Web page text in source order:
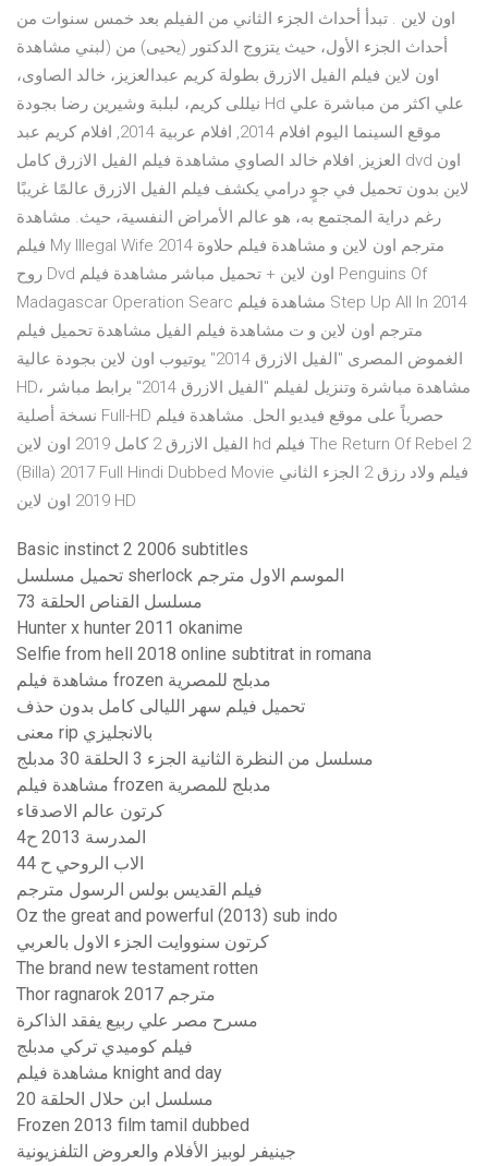
اون لاين . تبدأ أحداث الجزء الثاني من الفيلم بعد خمس سنوات من
أحداث الجزء الأول، حيث يتزوج الدكتور (يحيى) من (لبني مشاهدة
اون لاين فيلم الفيل الازرق بطولة كريم عبدالعزيز، خالد الصاوى،
نيللى كريم، لبلبة وشيرين رضا بجودة Hd علي اكثر من مباشرة علي
موقع السينما اليوم افلام 2014, افلام عربية 2014, افلام كريم عبد
العزيز, افلام خالد الصاوي مشاهدة فيلم الفيل الازرق كامل dvd اون
لاين بدون تحميل في جوٍ درامي يكشف فيلم الفيل الازرق عالمًا غريبًا
رغم دراية المجتمع به، هو عالم الأمراض النفسية، حيث. مشاهدة
فيلم My Illegal Wife 2014 مترجم اون لاين و مشاهدة فيلم حلاوة
روح Dvd اون لاين + تحميل مباشر مشاهدة فيلم Penguins Of
Madagascar Operation Searc مشاهدة فيلم Step Up All In 2014
مترجم اون لاين و ت مشاهدة فيلم الفيل مشاهدة تحميل فيلم
الغموض المصرى "الفيل الازرق 2014" يوتيوب اون لاين بجودة عالية
HD، مشاهدة مباشرة وتنزيل لفيلم "الفيل الازرق 2014" برابط مباشر
نسخة أصلية Full-HD حصرياً على موقع فيديو الحل. مشاهدة فيلم
الفيل الازرق 2 كامل 2019 اون لاين hd فيلم The Return Of Rebel 2
(Billa) 2017 Full Hindi Dubbed Movie فيلم ولاد رزق 2 الجزء الثاني
2019 اون لاين HD
Basic instinct 2 2006 subtitles
تحميل مسلسل sherlock الموسم الاول مترجم
مسلسل القناص الحلقة 73
Hunter x hunter 2011 okanime
Selfie from hell 2018 online subtitrat in romana
مشاهدة فيلم frozen مدبلج للمصرية
تحميل فيلم سهر الليالى كامل بدون حذف
معنى rip بالانجليزي
مسلسل من النظرة الثانية الجزء 3 الحلقة 30 مدبلج
مشاهدة فيلم frozen مدبلج للمصرية
كرتون عالم الاصدقاء
المدرسة 2013 ح4
الاب الروحي ح 44
فيلم القديس بولس الرسول مترجم
Oz the great and powerful (2013) sub indo
كرتون سنووايت الجزء الاول بالعربي
The brand new testament rotten
Thor ragnarok 2017 مترجم
مسرح مصر علي ربيع يفقد الذاكرة
فيلم كوميدي تركي مدبلج
مشاهدة فيلم knight and day
مسلسل ابن حلال الحلقة 20
Frozen 2013 film tamil dubbed
جينيفر لوبيز الأفلام والعروض التلفزيونية